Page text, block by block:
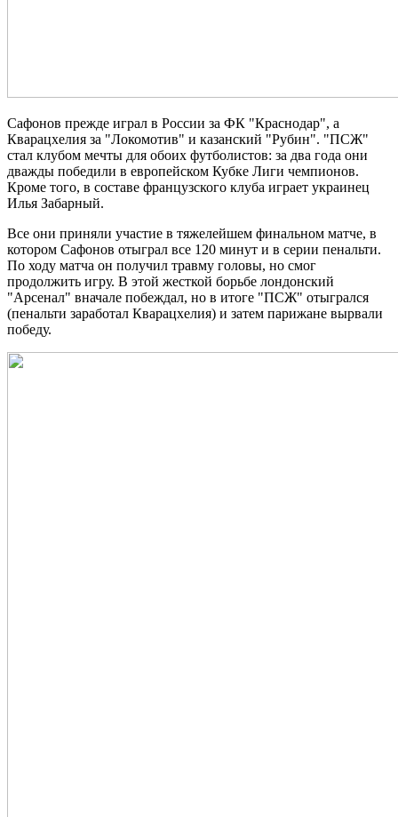
Сафонов прежде играл в России за ФК "Краснодар", а
Кварацхелия за "Локомотив" и казанский "Рубин". "ПСЖ"
стал клубом мечты для обоих футболистов: за два года они
дважды победили в европейском Кубке Лиги чемпионов.
Кроме того, в составе французского клуба играет украинец
Илья Забарный.
Все они приняли участие в тяжелейшем финальном матче, в
котором Сафонов отыграл все 120 минут и в серии пенальти.
По ходу матча он получил травму головы, но смог
продолжить игру. В этой жесткой борьбе лондонский
"Арсенал" вначале побеждал, но в итоге "ПСЖ" отыгрался
(пенальти заработал Кварацхелия) и затем парижане вырвали
победу.